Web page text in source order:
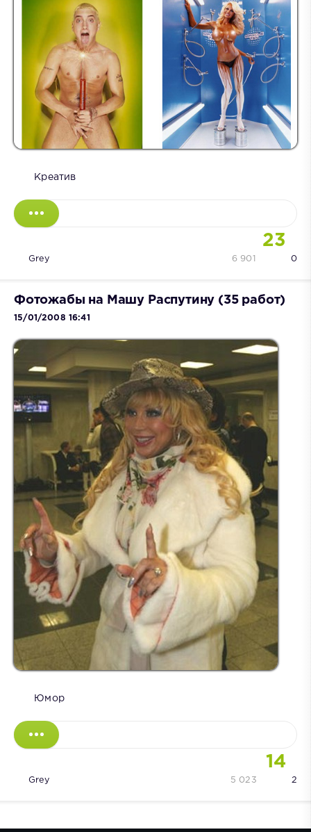
Креатив
23
Grey 0
6 901
Фотожабы на Машу Распутину (35 работ)
15/01/2008 16:41
Юмор
14
Grey 2
5 023